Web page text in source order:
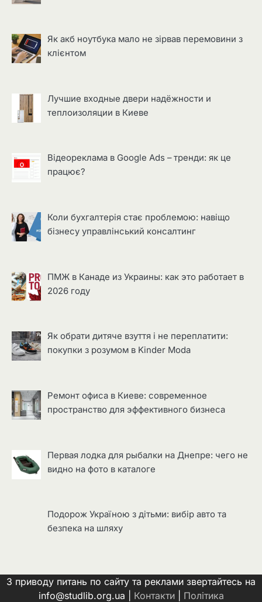
Як акб ноутбука мало не зірвав перемовини з
клієнтом
Лучшие входные двери надёжности и
теплоизоляции в Киеве
Відеореклама в Google Ads – тренди: як це
працює?
Коли бухгалтерія стає проблемою: навіщо
бізнесу управлінський консалтинг
ПМЖ в Канаде из Украины: как это работает в
2026 году
Як обрати дитяче взуття і не переплатити:
покупки з розумом в Kinder Moda
Ремонт офиса в Киеве: современное
пространство для эффективного бизнеса
Первая лодка для рыбалки на Днепре: чего не
видно на фото в каталоге
Подорож Україною з дітьми: вибір авто та
безпека на шляху
З приводу питань по сайту та реклами звертайтесь на
info@studlib.org.ua | Контакти| Політика